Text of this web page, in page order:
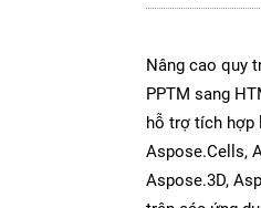
Nâng cao quy
PPTM sang
hỗ trợ tích hợp
Aspose.Cells,
Aspose.3D,